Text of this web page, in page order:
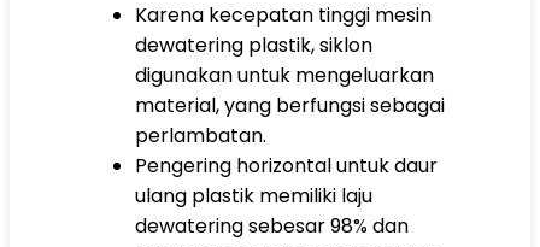
Karena kecepatan tinggi mesin
dewatering plastik, siklon
digunakan untuk mengeluarkan
material, yang berfungsi sebagai
perlambatan.
Pengering horizontal untuk daur
ulang plastik memiliki laju
dewatering sebesar 98% dan